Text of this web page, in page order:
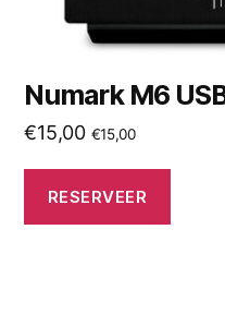
Numark M6
€15,00 €15,00
RESERVEER